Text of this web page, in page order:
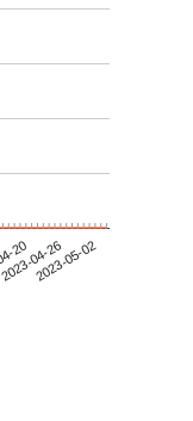
2004-26
2023-05-02